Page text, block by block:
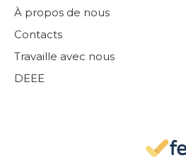
À propos de nous
Contacts
Travaille avec nous
DEEE